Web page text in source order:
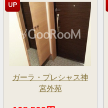
UP
ガーラ・プレシャス神
宮外苑